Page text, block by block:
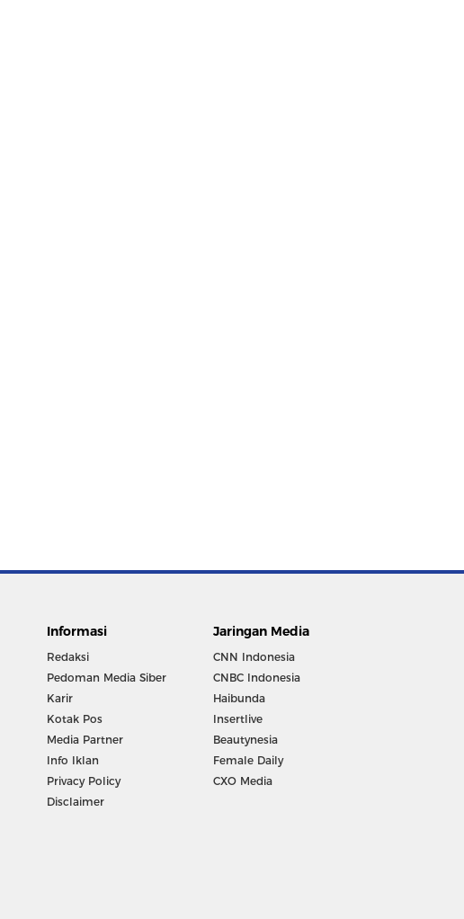
Informasi
Redaksi
Pedoman Media Siber
Karir
Kotak Pos
Media Partner
Info Iklan
Privacy Policy
Disclaimer
Jaringan Media
CNN Indonesia
CNBC Indonesia
Haibunda
Insertlive
Beautynesia
Female Daily
CXO Media